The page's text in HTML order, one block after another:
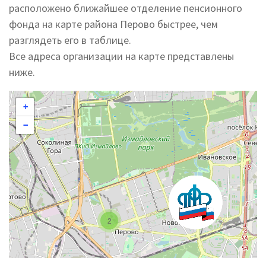
расположено ближайшее отделение пенсионного
фонда на карте района Перово быстрее, чем
разглядеть его в таблице.
Все адреса организации на карте представлены
ниже.
2
+
−